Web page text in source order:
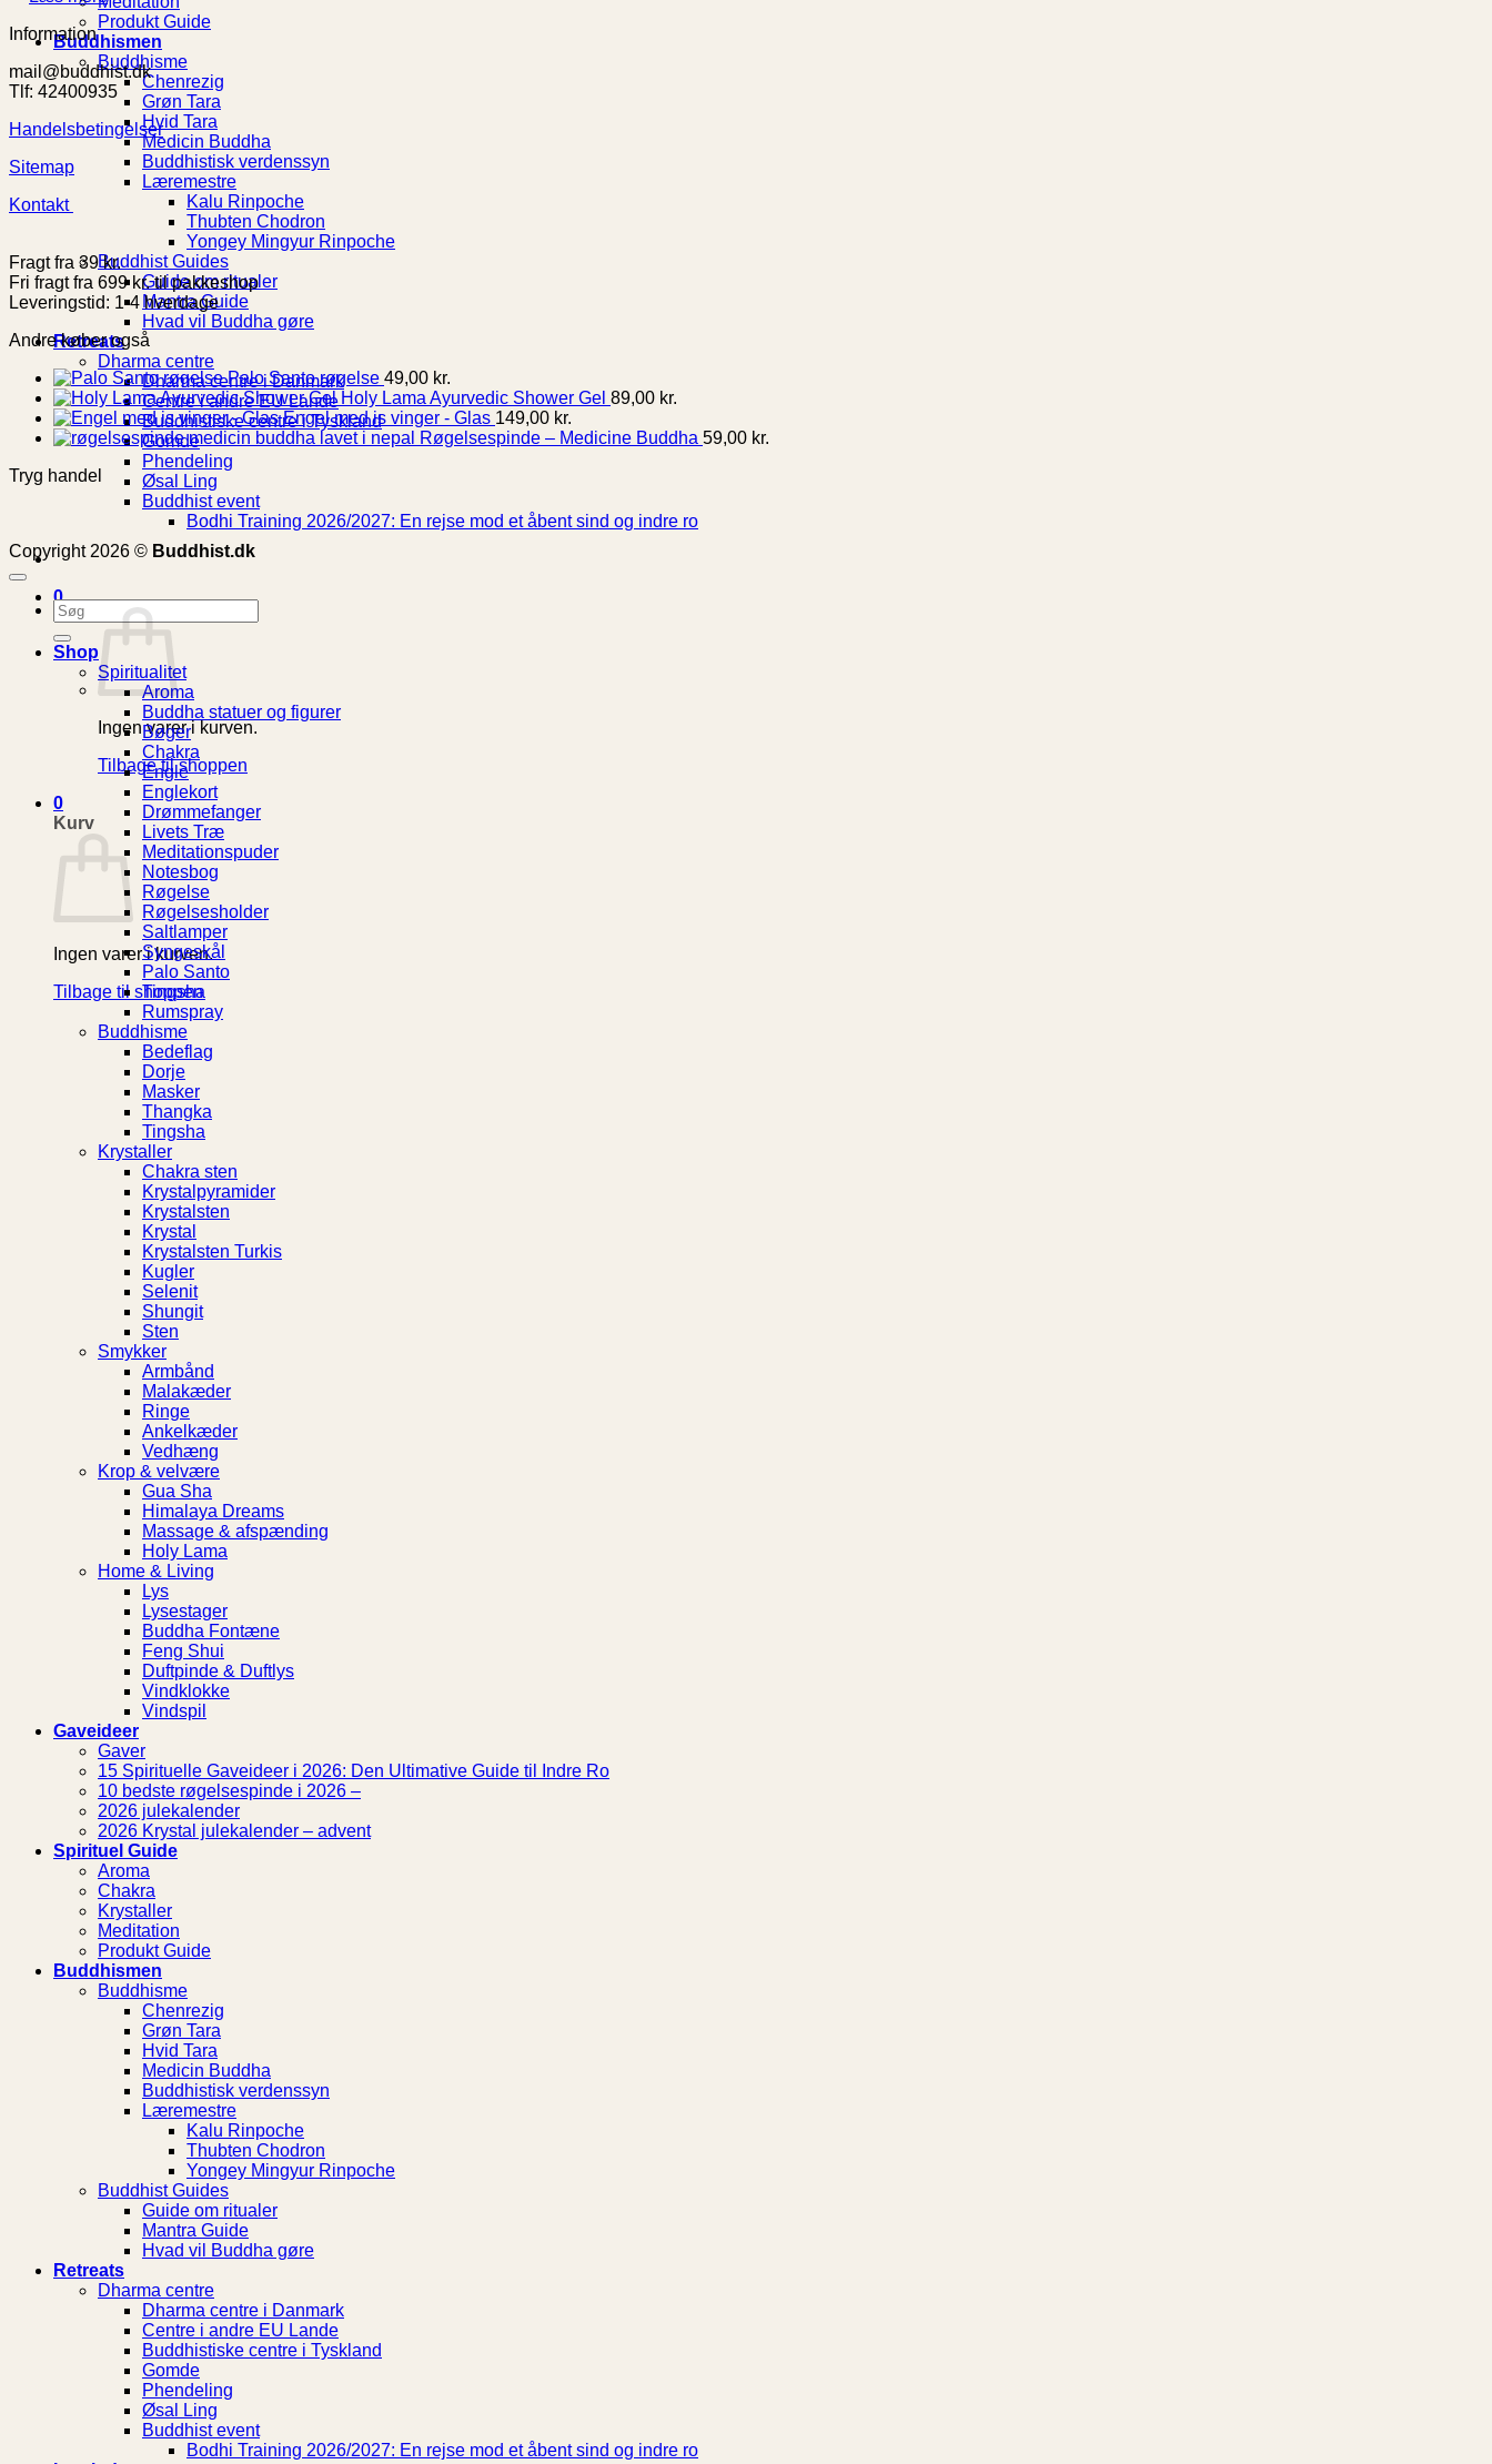
Produkt Guide
Buddhismen
Buddhisme
Chenrezig
Grøn Tara
Hvid Tara
Medicin Buddha
Buddhistisk verdenssyn
Læremestre
Kalu Rinpoche
Thubten Chodron
Yongey Mingyur Rinpoche
Buddhist Guides
Guide om ritualer
Mantra Guide
Hvad vil Buddha gøre
Retreats
Dharma centre
Dharma centre i Danmark
Centre i andre EU Lande
Buddhistiske centre i Tyskland
Gomde
Phendeling
Øsal Ling
Buddhist event
Bodhi Training 2026/2027: En rejse mod et åbent sind og indre ro
0
Ingen varer i kurven.
Tilbage til shoppen
0
Kurv
Ingen varer i kurven.
Tilbage til shoppen
Information
mail@buddhist.dk
Tlf: 42400935
Handelsbetingelser
Sitemap
Kontakt
Fragt fra 39 kr.
Fri fragt fra 699 kr. til pakkeshop
Leveringstid: 1-4 hverdage
Andre køber også
Palo Santo røgelse 49,00 kr.
Holy Lama Ayurvedic Shower Gel 89,00 kr.
Engel med is vinger - Glas 149,00 kr.
Røgelsespinde – Medicine Buddha 59,00 kr.
Tryg handel
Copyright 2026 © Buddhist.dk
Søg
efter:
Shop
Spiritualitet
Aroma
Buddha statuer og figurer
Bøger
Chakra
Engle
Englekort
Drømmefanger
Livets Træ
Meditationspuder
Notesbog
Røgelse
Røgelsesholder
Saltlamper
Syngeskål
Palo Santo
Tingsha
Rumspray
Buddhisme
Bedeflag
Dorje
Masker
Thangka
Tingsha
Krystaller
Chakra sten
Krystalpyramider
Krystalsten
Krystal
Krystalsten Turkis
Kugler
Selenit
Shungit
Sten
Smykker
Armbånd
Malakæder
Ringe
Ankelkæder
Vedhæng
Krop & velvære
Gua Sha
Himalaya Dreams
Massage & afspænding
Holy Lama
Home & Living
Lys
Lysestager
Buddha Fontæne
Feng Shui
Duftpinde & Duftlys
Vindklokke
Vindspil
Gaveideer
Gaver
15 Spirituelle Gaveideer i 2026: Den Ultimative Guide til Indre Ro
10 bedste røgelsespinde i 2026 –
2026 julekalender
2026 Krystal julekalender – advent
Spirituel Guide
Aroma
Chakra
Krystaller
Meditation
Produkt Guide
Buddhismen
Buddhisme
Chenrezig
Grøn Tara
Hvid Tara
Medicin Buddha
Buddhistisk verdenssyn
Læremestre
Kalu Rinpoche
Thubten Chodron
Yongey Mingyur Rinpoche
Buddhist Guides
Guide om ritualer
Mantra Guide
Hvad vil Buddha gøre
Retreats
Dharma centre
Dharma centre i Danmark
Centre i andre EU Lande
Buddhistiske centre i Tyskland
Gomde
Phendeling
Øsal Ling
Buddhist event
Bodhi Training 2026/2027: En rejse mod et åbent sind og indre ro